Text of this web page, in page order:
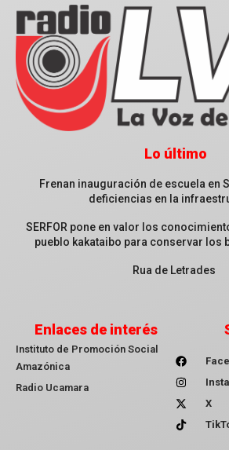
Lo último
Frenan inauguración de escuela en
deficiencias en la
SERFOR pone en valor los
pueblo kakataibo para conservar los
Rua de Letrades
Enlaces de interés
Instituto de Promoción Social
Amazónica
Radio Ucamara
X